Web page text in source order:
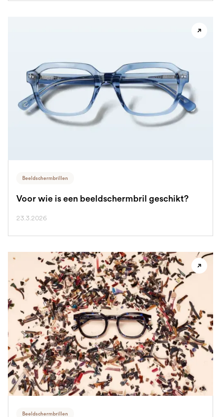
Beeldschermbrillen
Voor wie is een beeldschermbril geschikt?
23.3.2026
Beeldschermbrillen